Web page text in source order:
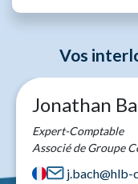
Vos
Jonathan
Expert-Comptable
Associé de Groupe